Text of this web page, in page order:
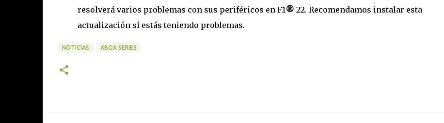
resolverá varios problemas con sus periféricos en F1 ® 22. Recomendamos instalar esta
actualización si estás teniendo problemas.
NOTICIAS XBOX SERIES